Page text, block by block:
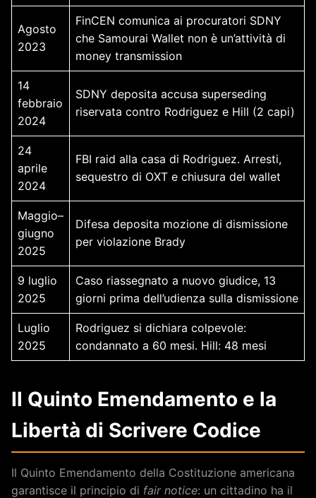
Agosto
2023
FinCEN comunica ai procuratori SDNY
che Samourai Wallet non è un’attività di
money transmission
14
febbraio
2024
SDNY deposita accusa superseding
riservata contro Rodriguez e Hill (2 capi)
24
aprile
2024
FBI raid alla casa di Rodriguez. Arresti,
sequestro di OXT e chiusura del wallet
Maggio–
giugno
2025
Difesa deposita mozione di dismissione
per violazione Brady
9 luglio
2025
Caso riassegnato a nuovo giudice, 13
giorni prima dell’udienza sulla dismissione
Luglio
2025
Rodriguez si dichiara colpevole:
condannato a 60 mesi. Hill: 48 mesi
Il Quinto Emendamento e la
Libertà di Scrivere Codice
Il Quinto Emendamento della Costituzione americana
garantisce il principio di fair notice: un cittadino ha il